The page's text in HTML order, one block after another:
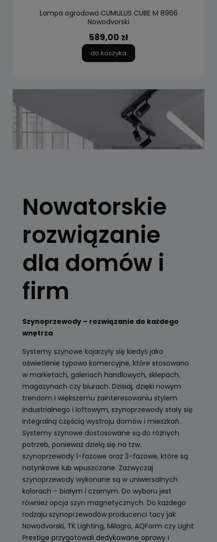
Lampa ogrodowa CUMULUS CUBE M 8966
Nowodvorski
589,00 zł
do koszyka
Skorzystaj z
Zobacz
Nowatorskie
rozwiązanie
dla domów i
firm
Szynoprzewody – rozwiązanie do każdego
wnętrza
Systemy szynowe kojarzyły się kiedyś jako
oświetlenie typowo komercyjne, które stosowano
w marketach, galeriach handlowych, sklepach,
magazynach czy biurach. Dzisiaj, dzięki nowym
trendom i większemu zainteresowaniu stylem
industrialnego i loftowym, szynoprzewody stały się
integralną częścią wystroju domów i mieszkań.
Systemy szynowe dostosowane są do różnych
potrzeb, ponieważ dzielą się na tzw.
szynoprzewody 1-fazowe oraz 3-fazowe, które są
natynkowe lub wpuszczane. Zazwyczaj
szynoprzewody wykonane są w uniwersalnych
kolorach – białym i czarnym. Do wyboru jest
również opcja szyn magnetycznych. Do każdego
rodzaju szynoprzewodów producenci tacy jak
Nowodvorski, TK Lighting, Milagro, AQForm czy Light
Prestige przygotowali dedykowane oprawy i